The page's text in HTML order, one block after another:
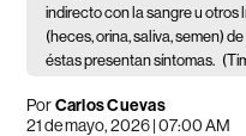
indirecto con la sangre u
(heces, orina, saliva, semen)
éstas presentan síntomas.
PorCarlos Cuevas
21 de mayo, 2026 | 07:00 AM